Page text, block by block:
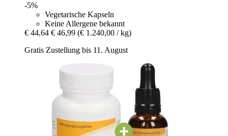
-5%
Vegetarische Kapseln
Keine Allergene bekannt
€ 44,64 € 46,99 (€ 1.240,00 / kg)
Gratis Zustellung bis 11. August